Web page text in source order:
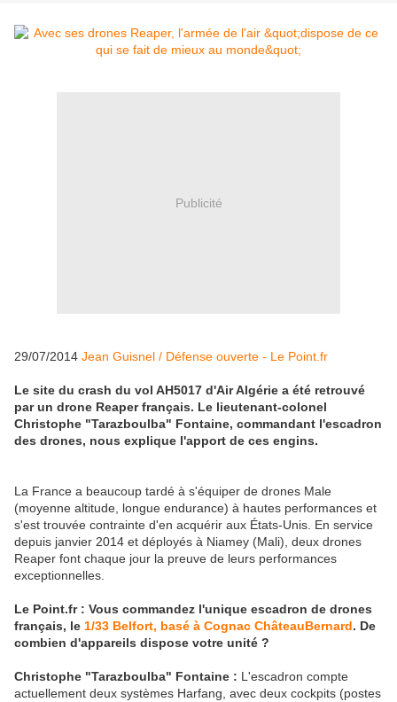
Publicité
29/07/2014 Jean Guisnel / Défense ouverte - Le Point.fr
Le site du crash du vol AH5017 d'Air Algérie a été retrouvé
par un drone Reaper français. Le lieutenant-colonel
Christophe "Tarazboulba" Fontaine, commandant l'escadron
des drones, nous explique l'apport de ces engins.
La France a beaucoup tardé à s'équiper de drones Male
(moyenne altitude, longue endurance) à hautes performances et
s'est trouvée contrainte d'en acquérir aux États-Unis. En service
depuis janvier 2014 et déployés à Niamey (Mali), deux drones
Reaper font chaque jour la preuve de leurs performances
exceptionnelles.
Le Point.fr : Vous commandez l'unique escadron de drones
français, le 1/33 Belfort, basé à Cognac ChâteauBernard. De
combien d'appareils dispose votre unité ?
Christophe "Tarazboulba" Fontaine : L'escadron compte
actuellement deux systèmes Harfang, avec deux cockpits (postes